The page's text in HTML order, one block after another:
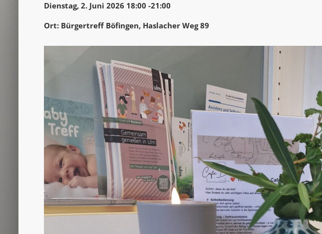
Dienstag, 2. Juni 2026 18:00 -21:00
Ort: Bürgertreff Böfingen, Haslacher Weg 89